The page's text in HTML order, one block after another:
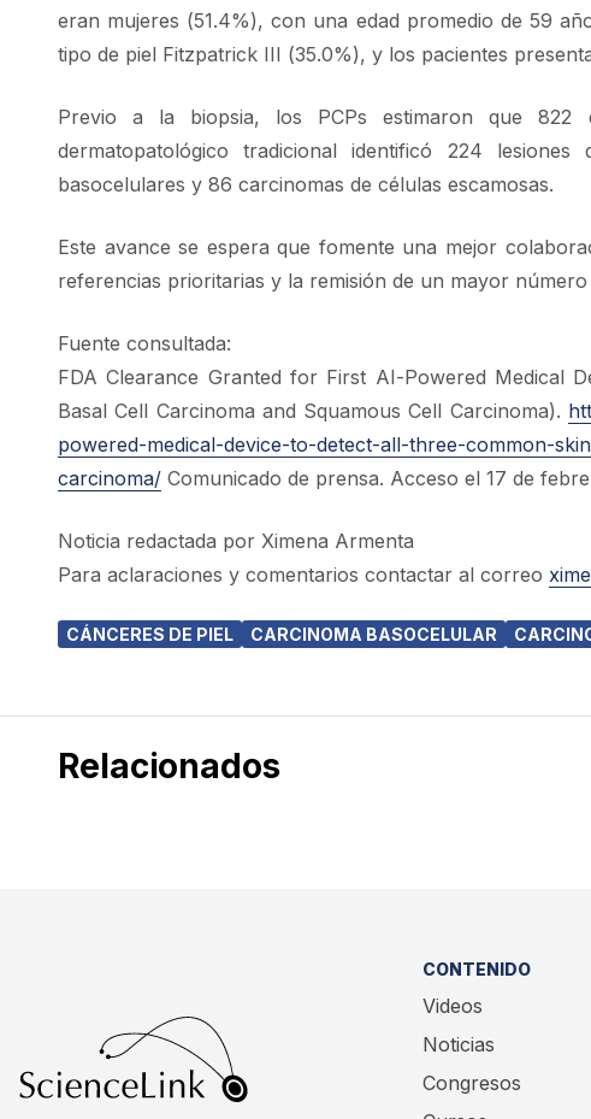
eran mujeres (51.4%), con una edad promedio de 59
tipo de piel Fitzpatrick III (35.0%), y los pacientes
Previo a la biopsia, los PCPs estimaron que 822
dermatopatológico tradicional identificó 224
basocelulares y 86 carcinomas de células escamosas.
Este avance se espera que fomente una mejor
referencias prioritarias y la remisión de un mayor
Fuente consultada:
FDA Clearance Granted for First AI-Powered Medical
Basal Cell Carcinoma and Squamous Cell Carcinoma).
powered-medical-device-to-detect-all-three-common-
carcinoma/ Comunicado de prensa. Acceso el 17 de
Noticia redactada por Ximena Armenta
Para aclaraciones y comentarios contactar al correo
CÁNCERES DE PIEL CARCINOMA BASOCELULAR
Relacionados
CONTENIDO
Videos
Noticias
Congresos